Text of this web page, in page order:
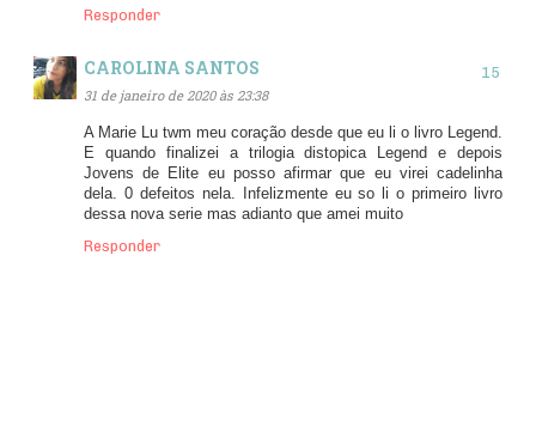
Responder
CAROLINA SANTOS
31 de janeiro de 2020 às 23:38
A Marie Lu twm meu coração desde que eu li o livro Legend.
E quando finalizei a trilogia distopica Legend e depois
Jovens de Elite eu posso afirmar que eu virei cadelinha
dela. 0 defeitos nela. Infelizmente eu so li o primeiro livro
dessa nova serie mas adianto que amei muito
Responder